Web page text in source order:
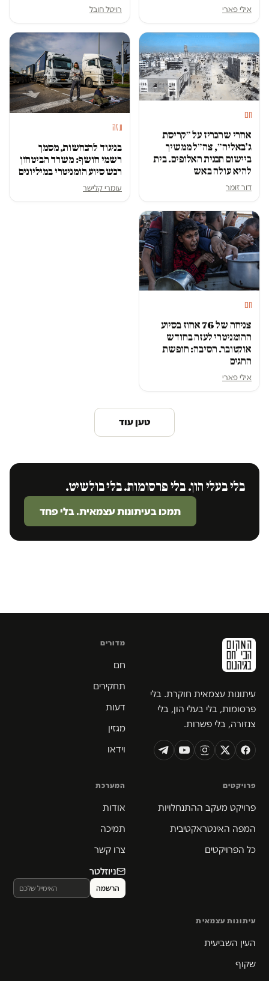
אילי פארי רויטל חובל
חם
אחרי שהכריז על ״קריסת
ג׳באליה״, צה״ל ממשיך
ביישום תכנית האלופים. בית
להיא עולה באש
דור זומר
עזה
בניגוד להכחשות, מסמך
רשמי חושף: משרד הביטחון
רכש סיוע הומניטרי במיליונים
עומרי קלישר
חם
צניחה של 76 אחוז בסיוע
ההומניטרי לעזה בחודש
אוקטובר. הסיבה: חופשת
החגים
אילי פארי
טען עוד
בלי בעלי הון. בלי פרסומות. בלי בולשיט.
תמכו בעיתונות עצמאית. בלי פחד
עיתונות עצמאית חוקרת. בלי
פרסומות, בלי בעלי הון, בלי
צנזורה, בלי פשרות.
מדורים
חם
תחקירים
דעות
מגזין
וידאו
פרויקטים
פרויקט מעקב ההתנחלויות
המפה האינטראקטיבית
כל הפרויקטים
המערכת
אודות
תמיכה
צרו קשר
ניוזלטר
עיתונות עצמאית
העין השביעית
שקוף